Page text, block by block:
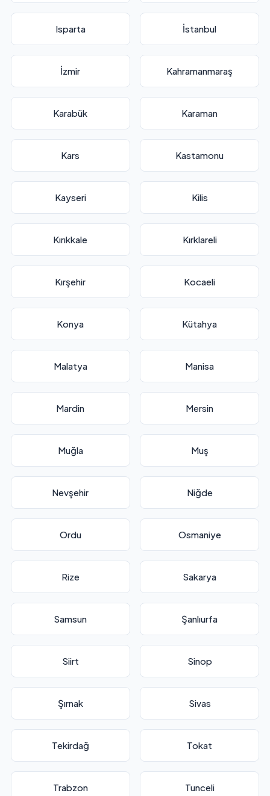
Isparta İstanbul
İzmir Kahramanmaraş
Karabük Karaman
Kars Kastamonu
Kayseri Kilis
Kırıkkale Kırklareli
Kırşehir Kocaeli
Konya Kütahya
Malatya Manisa
Mardin Mersin
Muğla Muş
Nevşehir Niğde
Ordu Osmaniye
Rize Sakarya
Samsun Şanlıurfa
Siirt Sinop
Şırnak Sivas
Tekirdağ Tokat
Trabzon Tunceli